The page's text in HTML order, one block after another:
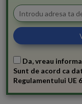
Da, vreau
Sunt de acord ca
Regulamentului UE